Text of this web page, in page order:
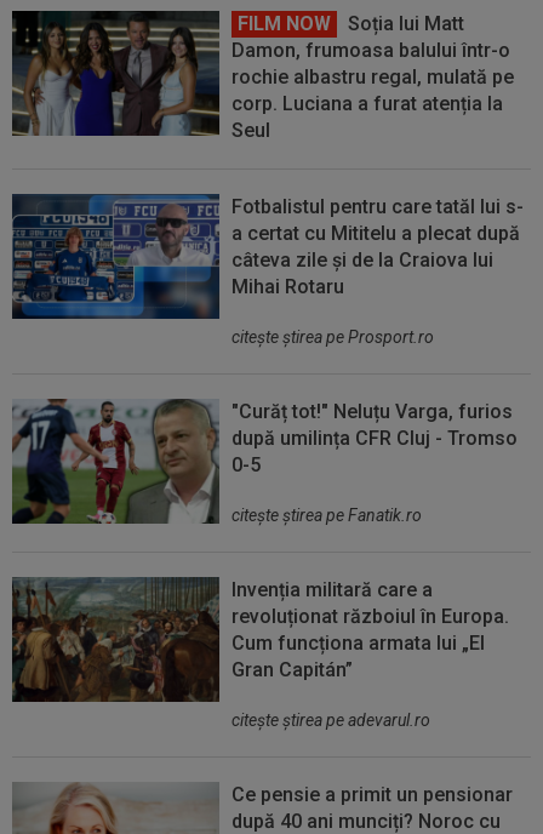
FILM NOW
Soția lui Matt
Damon, frumoasa balului într-o
rochie albastru regal, mulată pe
corp. Luciana a furat atenția la
Seul
Fotbalistul pentru care tatăl lui s-
a certat cu Mititelu a plecat după
câteva zile și de la Craiova lui
Mihai Rotaru
citeşte ştirea pe Prosport.ro
"Curăț tot!" Neluțu Varga, furios
după umilința CFR Cluj - Tromso
0-5
citeşte ştirea pe Fanatik.ro
Invenția militară care a
revoluționat războiul în Europa.
Cum funcționa armata lui „El
Gran Capitán”
citeşte ştirea pe adevarul.ro
Ce pensie a primit un pensionar
după 40 ani munciți? Noroc cu